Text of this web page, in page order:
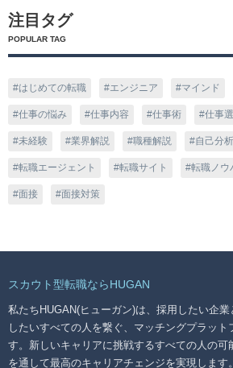
注目タグ
POPULAR TAG
はじめての転職 エンジニア マインド
仕事の悩み 仕事内容 仕事術 仕事
未経験 業界解説 職種解説 自己分析
転職エージェント 転職サイト 転職ノウ
面接 面接対策
スカウト型転職ならHUGAN
私たちHUGAN(ヒューガン)は、採用したい企
したいすべての人を繋ぐ、マッチングプラット
す。新しいキャリアに挑戦するすべての人の可
を通して最高のキャリアチェンジを実現します。